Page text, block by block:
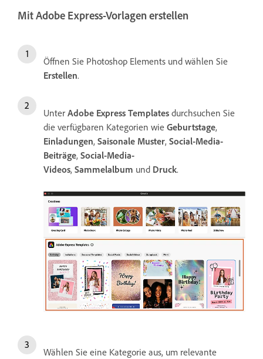
Mit Adobe Express-Vorlagen erstellen
Öffnen Sie Photoshop Elements und wählen Sie
Erstellen.
Unter Adobe Express Templates durchsuchen Sie
die verfügbaren Kategorien wie Geburtstage,
Einladungen, Saisonale Muster, Social-Media-
Beiträge, Social-Media-
Videos, Sammelalbum und Druck.
Wählen Sie eine Kategorie aus, um relevante